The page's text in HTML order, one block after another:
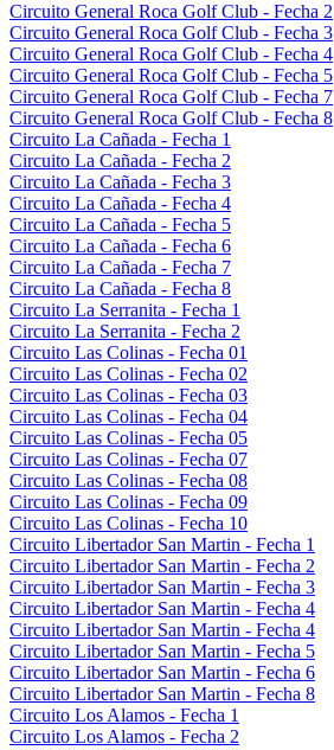
Circuito General Roca Golf Club - Fecha 2
Circuito General Roca Golf Club - Fecha 3
Circuito General Roca Golf Club - Fecha 4
Circuito General Roca Golf Club - Fecha 5
Circuito General Roca Golf Club - Fecha 7
Circuito General Roca Golf Club - Fecha 8
Circuito La Cañada - Fecha 1
Circuito La Cañada - Fecha 2
Circuito La Cañada - Fecha 3
Circuito La Cañada - Fecha 4
Circuito La Cañada - Fecha 5
Circuito La Cañada - Fecha 6
Circuito La Cañada - Fecha 7
Circuito La Cañada - Fecha 8
Circuito La Serranita - Fecha 1
Circuito La Serranita - Fecha 2
Circuito Las Colinas - Fecha 01
Circuito Las Colinas - Fecha 02
Circuito Las Colinas - Fecha 03
Circuito Las Colinas - Fecha 04
Circuito Las Colinas - Fecha 05
Circuito Las Colinas - Fecha 07
Circuito Las Colinas - Fecha 08
Circuito Las Colinas - Fecha 09
Circuito Las Colinas - Fecha 10
Circuito Libertador San Martin - Fecha 1
Circuito Libertador San Martin - Fecha 2
Circuito Libertador San Martin - Fecha 3
Circuito Libertador San Martin - Fecha 4
Circuito Libertador San Martin - Fecha 4
Circuito Libertador San Martin - Fecha 5
Circuito Libertador San Martin - Fecha 6
Circuito Libertador San Martin - Fecha 8
Circuito Los Alamos - Fecha 1
Circuito Los Alamos - Fecha 2